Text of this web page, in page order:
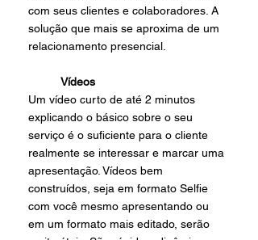
com seus clientes e colaboradores. A
solução que mais se aproxima de um
relacionamento presencial.
Vídeos
Um vídeo curto de até 2 minutos
explicando o básico sobre o seu
serviço é o suficiente para o cliente
realmente se interessar e marcar uma
apresentação. Vídeos bem
construídos, seja em formato Selfie
com você mesmo apresentando ou
em um formato mais editado, serão